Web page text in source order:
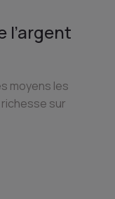
l’argent
moyens les
sur